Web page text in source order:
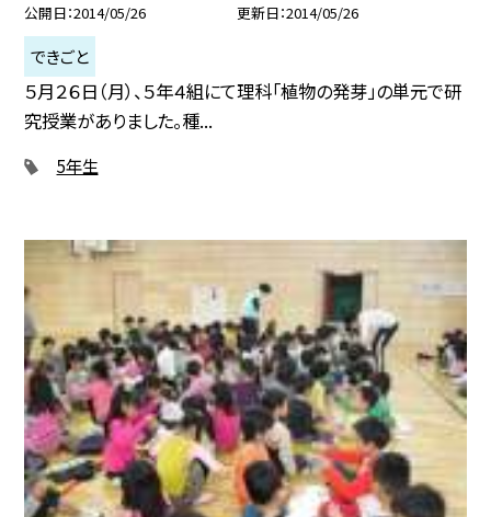
公開日 2014/05/26 更新日 2014/05/26
できごと
５月２６日（月）、５年４組にて理科「植物の発芽」の単元で研
究授業がありました。種...
5年生